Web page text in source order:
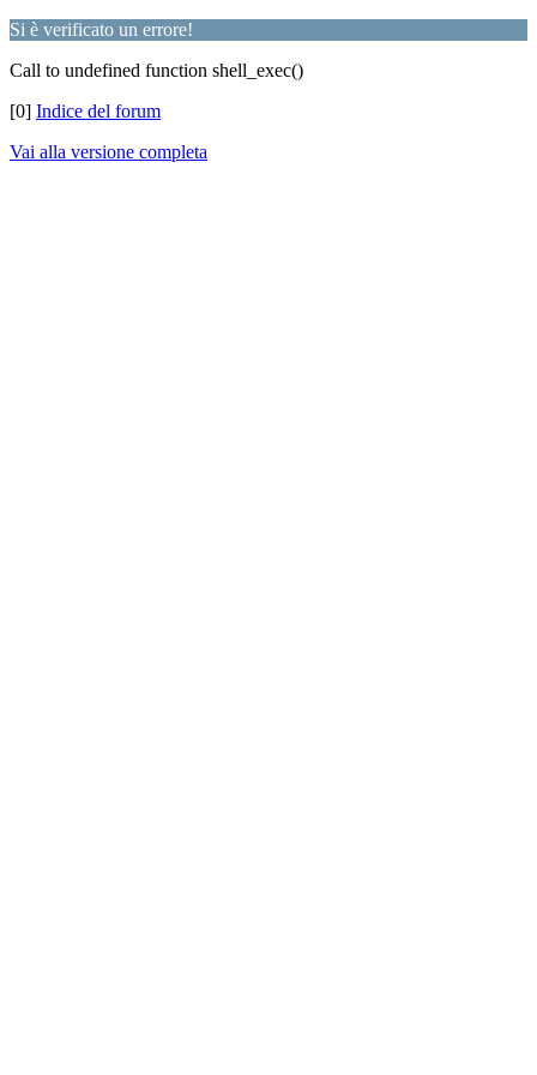
Si è verificato un errore!
Call to undefined function shell_exec()
[0] Indice del forum
Vai alla versione completa